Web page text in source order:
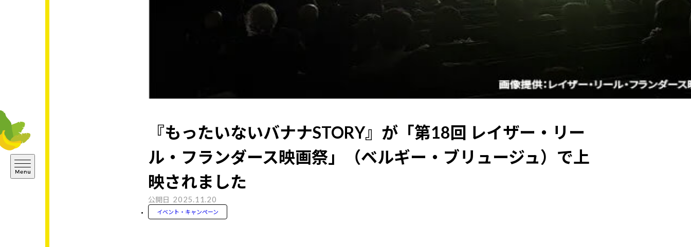
『もったいないバナナSTORY』が「第18回 レイザー・リー
ル・フランダース映画祭」（ベルギー・ブリュージュ）で上
映されました
公開日 2025.11.20
イベント・キャンペーン